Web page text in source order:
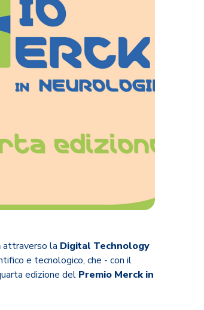
attraverso la Digital Technology
e tecnologico, che - con il
edizione del Premio Merck in